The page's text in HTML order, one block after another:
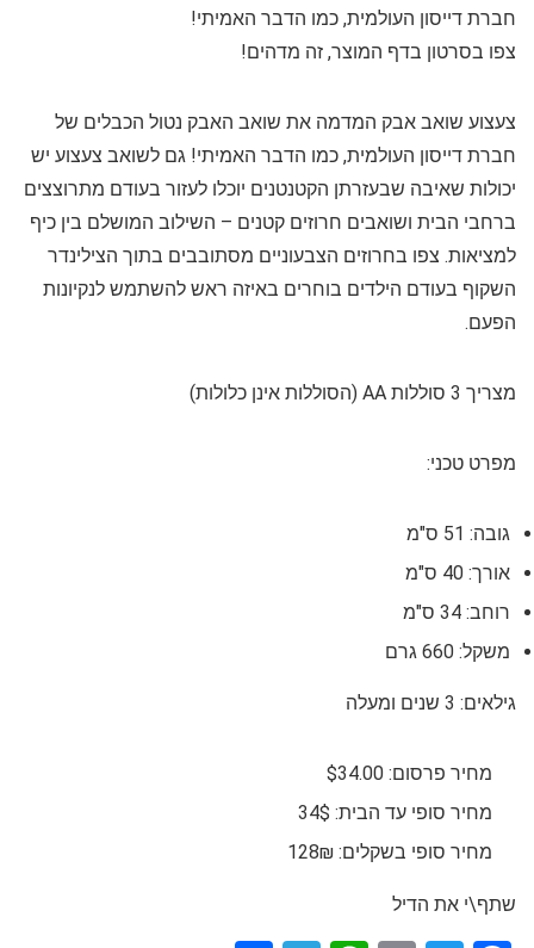
חברת דייסון העולמית, כמו הדבר האמיתי!
צפו בסרטון בדף המוצר, זה מדהים!
צעצוע שואב אבק המדמה את שואב האבק נטול הכבלים של
חברת דייסון העולמית, כמו הדבר האמיתי! גם לשואב צעצוע יש
יכולות שאיבה שבעזרתן הקטנטנים יוכלו לעזור בעודם מתרוצצים
ברחבי הבית ושואבים חרוזים קטנים – השילוב המושלם בין כיף
למציאות. צפו בחרוזים הצבעוניים מסתובבים בתוך הצילינדר
השקוף בעודם הילדים בוחרים באיזה ראש להשתמש לנקיונות
הפעם.
מצריך 3 סוללות AA (הסוללות אינן כלולות)
מפרט טכני:
גובה: 51 ס"מ
אורך: 40 ס"מ
רוחב: 34 ס"מ
משקל: 660 גרם
גילאים: 3 שנים ומעלה
מחיר פרסום: $34.00
מחיר סופי עד הבית: 34$
מחיר סופי בשקלים: 128₪
שתף\י את הדיל